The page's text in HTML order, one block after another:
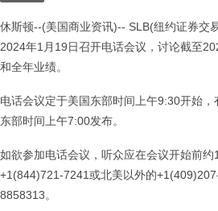
休斯顿--(美国商业资讯)-- SLB(纽约证券交
2024年1月19日召开电话会议，讨论截至
和全年业绩。
电话会议定于美国东部时间上午9:30开始
东部时间上午7:00发布。
如欲参加电话会议，听众应在会议开始前
+1(844)721-7241或北美以外的
8858313。